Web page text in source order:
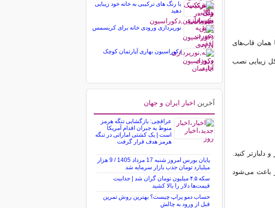
همان قاب‌های
زیبایی نصب
دلبازتر کنید.
باعث می‌شود
با رنگ های ترکیبی به خانه خود زیبایی
دهید
نورپردازی ورودی خانه برای کریسمس
دکوراسیون بهاری آپارتمان کوچک
آخرین اخبار ایران و جهان
عراقچی: بازگشایی تنگه هرمز
منوط به جبران اقدام آمریکا
است | یک کشتی اماراتی در تنگه
هرمز هدف قرار گرفت
پایان بورس امروز شنبه 17 مرداد 1405 / 9 هزار
میلیارد تومان جذب بازار سرمایه شد
سکه ۴.۵ میلیون تومان گران شد | جذابیت
قیمت‌ها دلار را بالا کشید
حساب دمو پراپ چیست؟ بهترین روش تمرین
قبل از ورود به چالش